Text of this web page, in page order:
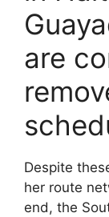
are
Despite
her route
end, the